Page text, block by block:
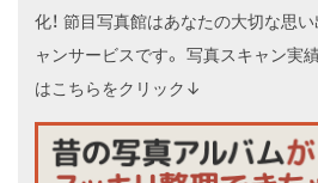
化！ 節目写真館はあなたの大切な思
ャンサービスです。 写真スキャン実
はこちらをクリック↓